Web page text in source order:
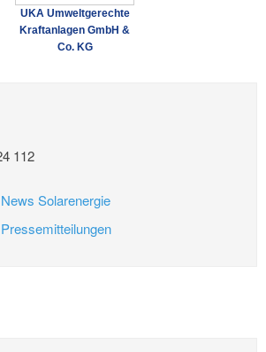
UKA Umweltgerechte
Kraftanlagen GmbH &
Co. KG
Solarenergie